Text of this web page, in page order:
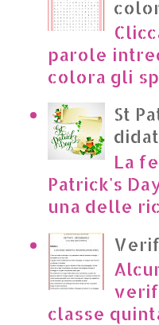
parole
colora gli
St
La
Patrick's
una delle
classe